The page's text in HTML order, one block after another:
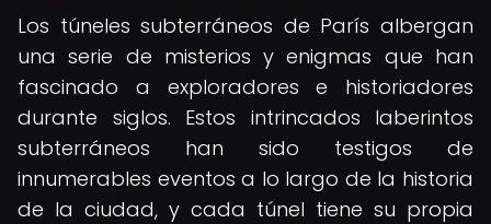
Los túneles subterráneos de París albergan
una serie de misterios y enigmas que han
fascinado a exploradores e historiadores
durante siglos. Estos intrincados laberintos
subterráneos han sido testigos de
innumerables eventos a lo largo de la historia
de la ciudad, y cada túnel tiene su propia